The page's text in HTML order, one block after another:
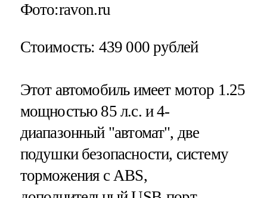
Фото:ravon.ru
Стоимость: 439 000 рублей
Этот автомобиль имеет мотор 1.25
мощностью 85 л.с. и 4-
диапазонный "автомат", две
подушки безопасности, систему
торможения с ABS,